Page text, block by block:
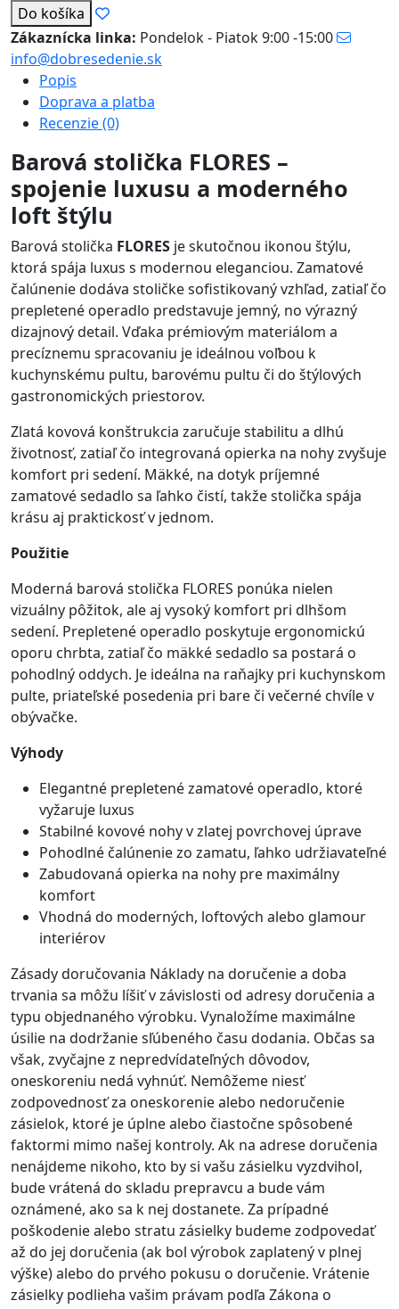
Do košíka
Zákaznícka linka: Pondelok - Piatok 9:00 -15:00
info@dobresedenie.sk
Popis
Doprava a platba
Recenzie (0)
Barová stolička FLORES –
spojenie luxusu a moderného
loft štýlu
Barová stolička FLORES je skutočnou ikonou štýlu,
ktorá spája luxus s modernou eleganciou. Zamatové
čalúnenie dodáva stoličke sofistikovaný vzhľad, zatiaľ čo
prepletené operadlo predstavuje jemný, no výrazný
dizajnový detail. Vďaka prémiovým materiálom a
precíznemu spracovaniu je ideálnou voľbou k
kuchynskému pultu, barovému pultu či do štýlových
gastronomických priestorov.
Zlatá kovová konštrukcia zaručuje stabilitu a dlhú
životnosť, zatiaľ čo integrovaná opierka na nohy zvyšuje
komfort pri sedení. Mäkké, na dotyk príjemné
zamatové sedadlo sa ľahko čistí, takže stolička spája
krásu aj praktickosť v jednom.
Použitie
Moderná barová stolička FLORES ponúka nielen
vizuálny pôžitok, ale aj vysoký komfort pri dlhšom
sedení. Prepletené operadlo poskytuje ergonomickú
oporu chrbta, zatiaľ čo mäkké sedadlo sa postará o
pohodlný oddych. Je ideálna na raňajky pri kuchynskom
pulte, priateľské posedenia pri bare či večerné chvíle v
obývačke.
Výhody
Elegantné prepletené zamatové operadlo, ktoré
vyžaruje luxus
Stabilné kovové nohy v zlatej povrchovej úprave
Pohodlné čalúnenie zo zamatu, ľahko udržiavateľné
Zabudovaná opierka na nohy pre maximálny
komfort
Vhodná do moderných, loftových alebo glamour
interiérov
Zásady doručovania Náklady na doručenie a doba
trvania sa môžu líšiť v závislosti od adresy doručenia a
typu objednaného výrobku. Vynaložíme maximálne
úsilie na dodržanie sľúbeného času dodania. Občas sa
však, zvyčajne z nepredvídateľných dôvodov,
oneskoreniu nedá vyhnúť. Nemôžeme niesť
zodpovednosť za oneskorenie alebo nedoručenie
zásielok, ktoré je úplne alebo čiastočne spôsobené
faktormi mimo našej kontroly. Ak na adrese doručenia
nenájdeme nikoho, kto by si vašu zásielku vyzdvihol,
bude vrátená do skladu prepravcu a bude vám
oznámené, ako sa k nej dostanete. Za prípadné
poškodenie alebo stratu zásielky budeme zodpovedať
až do jej doručenia (ak bol výrobok zaplatený v plnej
výške) alebo do prvého pokusu o doručenie. Vrátenie
zásielky podlieha vašim právam podľa Zákona o